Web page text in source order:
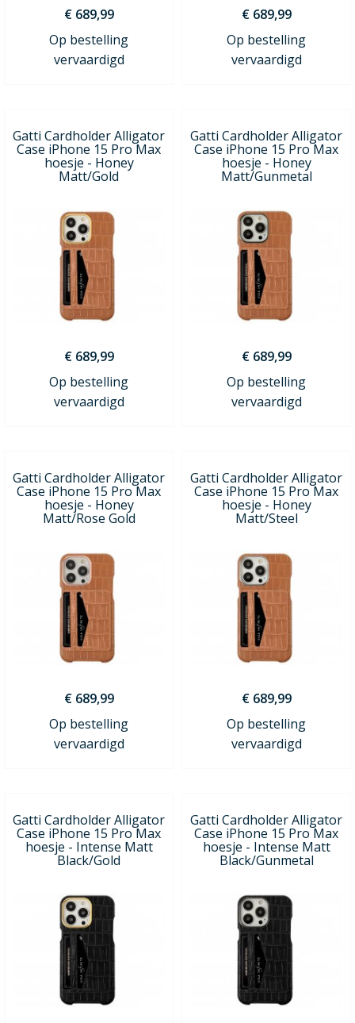
€ 689,99
Op bestelling
vervaardigd
€ 689,99
Op bestelling
vervaardigd
Gatti Cardholder Alligator
Case iPhone 15 Pro Max
hoesje - Honey
Matt/Gold
€ 689,99
Op bestelling
vervaardigd
Gatti Cardholder Alligator
Case iPhone 15 Pro Max
hoesje - Honey
Matt/Gunmetal
€ 689,99
Op bestelling
vervaardigd
Gatti Cardholder Alligator
Case iPhone 15 Pro Max
hoesje - Honey
Matt/Rose Gold
€ 689,99
Op bestelling
vervaardigd
Gatti Cardholder Alligator
Case iPhone 15 Pro Max
hoesje - Honey
Matt/Steel
€ 689,99
Op bestelling
vervaardigd
Gatti Cardholder Alligator
Case iPhone 15 Pro Max
hoesje - Intense Matt
Black/Gold
Gatti Cardholder Alligator
Case iPhone 15 Pro Max
hoesje - Intense Matt
Black/Gunmetal